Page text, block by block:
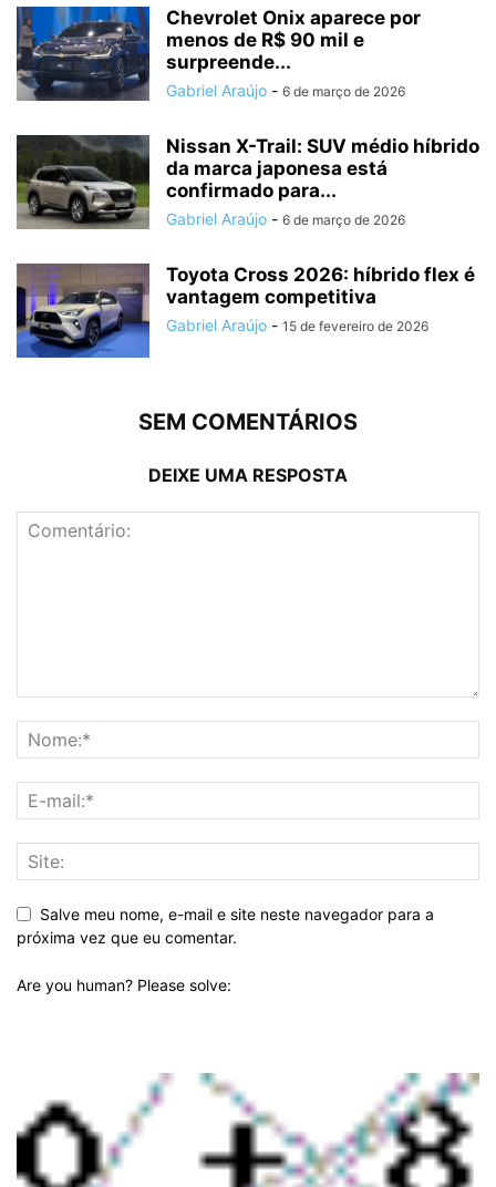
Chevrolet Onix aparece por
menos de R$ 90 mil e
surpreende...
Gabriel Araújo - 6 de março de 2026
Nissan X-Trail: SUV médio híbrido
da marca japonesa está
confirmado para...
Gabriel Araújo - 6 de março de 2026
Toyota Cross 2026: híbrido flex é
vantagem competitiva
Gabriel Araújo - 15 de fevereiro de 2026
SEM COMENTÁRIOS
DEIXE UMA RESPOSTA
Salve meu nome, e-mail e site neste navegador para a
próxima vez que eu comentar.
Are you human? Please solve: